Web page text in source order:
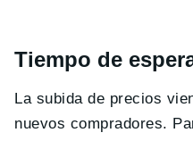
Tiempo de
La subida de precios
nuevos compradores.